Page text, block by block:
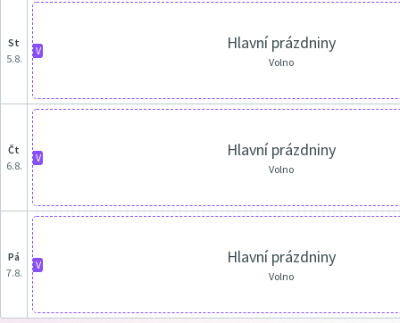
st
5.8.
V Hlavní prázdniny
Volno
čt
6.8.
V Hlavní prázdniny
Volno
pá
7.8.
V Hlavní prázdniny
Volno